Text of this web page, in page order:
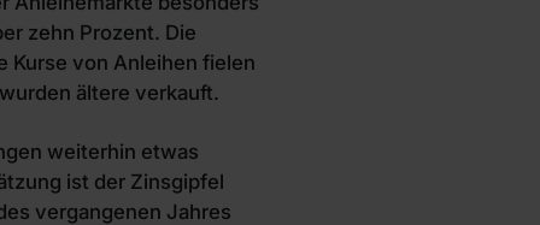
zehn Prozent. Die
Kurse von Anleihen fielen
ältere verkauft.
weiterhin etwas
ist der Zinsgipfel
vergangenen Jahres